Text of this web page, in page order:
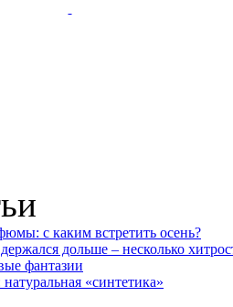
с каким встретить осень?
дольше – несколько
фантазии
«синтетика»